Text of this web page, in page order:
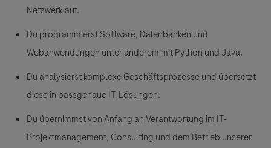
Netzwerk auf.
Du programmierstSoftware, Datenbanken und
Webanwendungen unter anderem mit Python und Java.
Du analysierstkomplexe Geschäftsprozesse und übersetzt
diese in passgenaue IT-Lösungen.
Du übernimmstvon Anfang an Verantwortung im IT-
Projektmanagement, Consulting und dem Betrieb unserer